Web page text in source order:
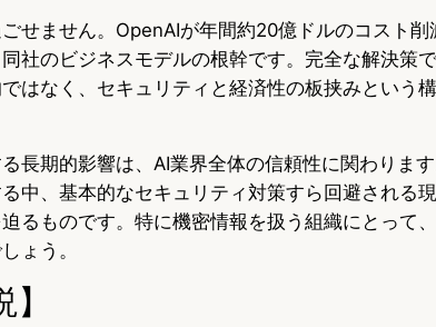
せません。OpenAIが年間約20億ドルのコスト削
社のビジネスモデルの根幹です。完全な解決策
はなく、セキュリティと経済性の板挟みという
長期的影響は、AI業界全体の信頼性に関わりま
中、基本的なセキュリティ対策すら回避される
るものです。特に機密情報を扱う組織にとって
ょう。